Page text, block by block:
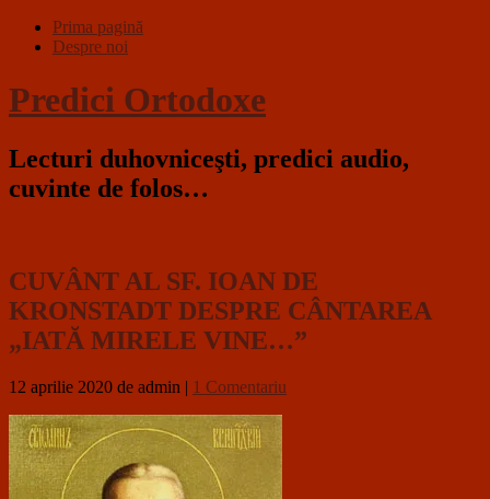
Prima pagină
Despre noi
Predici Ortodoxe
Lecturi duhovniceşti, predici audio,
cuvinte de folos…
CUVÂNT AL SF. IOAN DE
KRONSTADT DESPRE CÂNTAREA
„IATĂ MIRELE VINE…”
12 aprilie 2020 de admin | 1 Comentariu